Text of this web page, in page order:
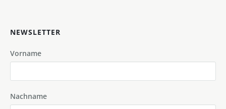
NEWSLETTER
Vorname
Nachname